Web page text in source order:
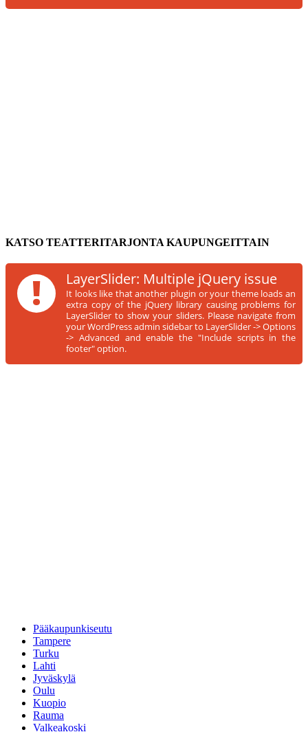
KATSO TEATTERITARJONTA KAUPUNGEITTAIN
! LayerSlider: Multiple jQuery issue
It looks like that another plugin or your theme loads an
extra copy of the jQuery library causing problems for
LayerSlider to show your sliders. Please navigate from
your WordPress admin sidebar to LayerSlider -> Options
-> Advanced and enable the "Include scripts in the
footer" option.
Pääkaupunkiseutu
Tampere
Turku
Lahti
Jyväskylä
Oulu
Kuopio
Rauma
Valkeakoski